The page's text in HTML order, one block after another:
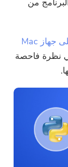
من
تحديث Python على جهاز Mac
نظرة فاحصة